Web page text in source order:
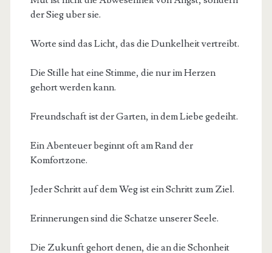
der Sieg uber sie.
Worte sind das Licht, das die Dunkelheit vertreibt.
Die Stille hat eine Stimme, die nur im Herzen
gehort werden kann.
Freundschaft ist der Garten, in dem Liebe gedeiht.
Ein Abenteuer beginnt oft am Rand der
Komfortzone.
Jeder Schritt auf dem Weg ist ein Schritt zum Ziel.
Erinnerungen sind die Schatze unserer Seele.
Die Zukunft gehort denen, die an die Schonheit